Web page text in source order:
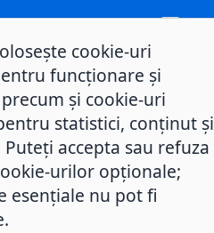
cookie-uri
funcționare și
și cookie-uri
statistici, conținut și
accepta sau refuza
urilor opționale;
esențiale nu pot fi